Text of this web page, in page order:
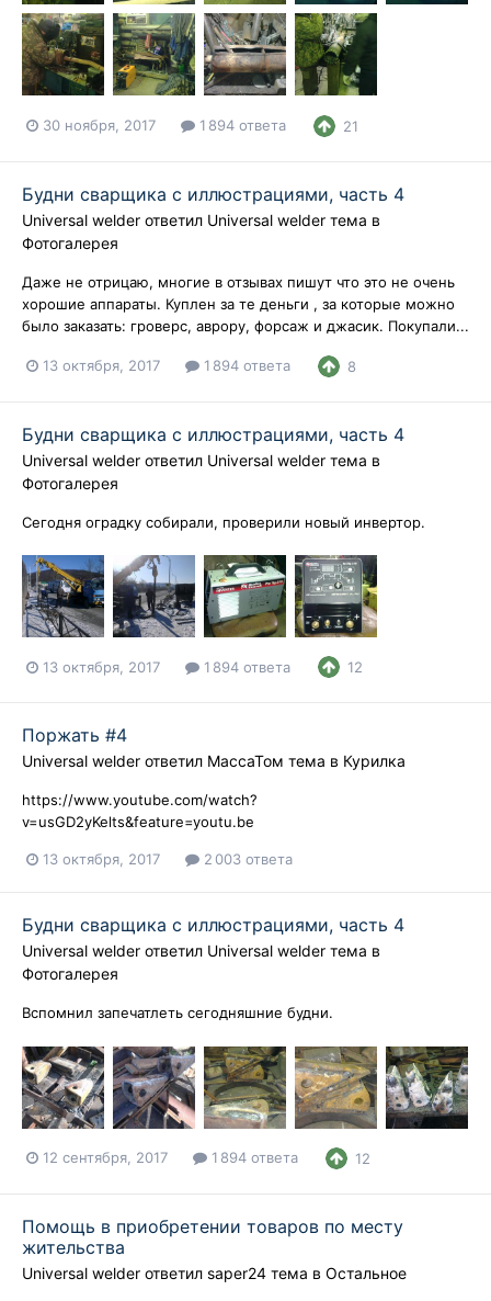
30 ноября, 2017 1 894 ответа 21
Будни сварщика с иллюстрациями, часть 4
Universal welder ответил Universal welder тема в
Фотогалерея
Даже не отрицаю, многие в отзывах пишут что это не очень
хорошие аппараты. Куплен за те деньги , за которые можно
было заказать: гроверс, аврору, форсаж и джасик. Покупали...
13 октября, 2017 1 894 ответа 8
Будни сварщика с иллюстрациями, часть 4
Universal welder ответил Universal welder тема в
Фотогалерея
Сегодня оградку собирали, проверили новый инвертор.
13 октября, 2017 1 894 ответа 12
Поржать #4
Universal welder ответил МассаТом тема в Курилка
https://www.youtube.com/watch?
v=usGD2yKelts&feature=youtu.be
13 октября, 2017 2 003 ответа
Будни сварщика с иллюстрациями, часть 4
Universal welder ответил Universal welder тема в
Фотогалерея
Вспомнил запечатлеть сегодняшние будни.
12 сентября, 2017 1 894 ответа 12
Помощь в приобретении товаров по месту
жительства
Universal welder ответил saper24 тема в Остальное